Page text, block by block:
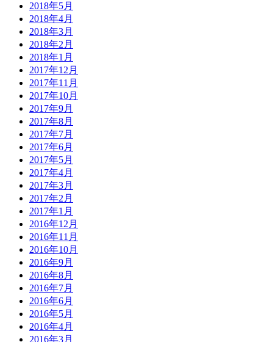
2018年5月
2018年4月
2018年3月
2018年2月
2018年1月
2017年12月
2017年11月
2017年10月
2017年9月
2017年8月
2017年7月
2017年6月
2017年5月
2017年4月
2017年3月
2017年2月
2017年1月
2016年12月
2016年11月
2016年10月
2016年9月
2016年8月
2016年7月
2016年6月
2016年5月
2016年4月
2016年3月